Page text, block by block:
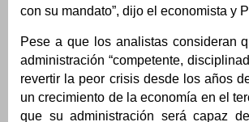
con su mandato”, dijo el economista y
Pese a que los analistas consideran
administración “competente,
revertir la peor crisis desde los años
un crecimiento de la economía en el
que su administración será capaz